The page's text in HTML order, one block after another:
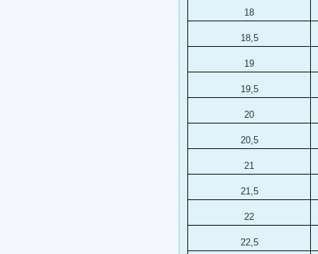
18
18,5
19
19,5
20
20,5
21
21,5
22
22,5